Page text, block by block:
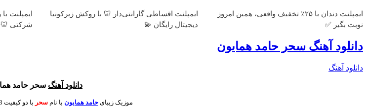
ایمپلنت دندان با ۲۵٪ تخفیف واقعی، همین امروز
نوبت بگیر ✅
ایمپلنت اقساطی گارانتی‌دار 🦷 با روکش زیرکونیا
دیجیتال رایگان 💫
ایمپلنت
شرکتی
دانلود آهنگ سحر حامد همایون
دانلود آهنگ
دانلود آهنگ سحر حامد
موزیک زیبایحامد همایون با نامسحر با دو کیفیت Mp3 با سرعت دانلود بالا